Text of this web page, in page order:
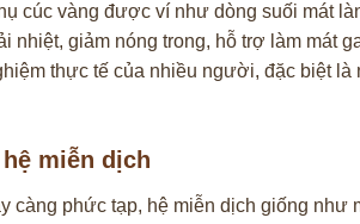
cúc vàng được ví như dòng suối mát
nhiệt, giảm nóng trong, hỗ trợ làm mát
thực tế của nhiều người, đặc biệt
miễn dịch
càng phức tạp, hệ miễn dịch giống như